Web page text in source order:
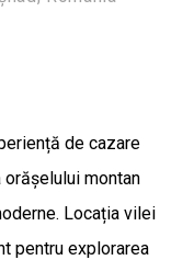
de cazare
montan
Locația vilei
pentru explorarea